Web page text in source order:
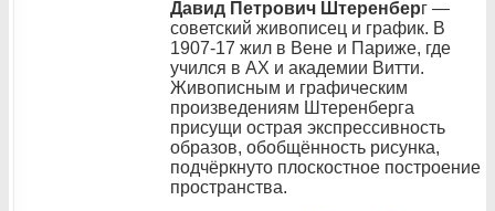
Давид Петрович Штеренберг —
советский живописец и график. В
1907-17 жил в Вене и Париже, где
учился в АХ и академии Витти.
Живописным и графическим
произведениям Штеренберга
присущи острая экспрессивность
образов, обобщённость рисунка,
подчёркнуто плоскостное построение
пространства.